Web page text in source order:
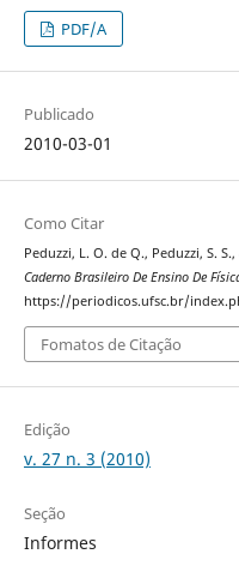
PDF/A
Publicado
2010-03-01
Como Citar
Peduzzi, L. O. de Q., Peduzzi, S.
Caderno Brasileiro De Ensino De
https://periodicos.ufsc.br/
Fomatos de Citação
Edição
v. 27 n. 3 (2010)
Seção
Informes